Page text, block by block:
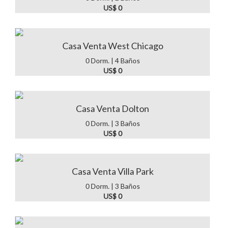
US$ 0
Casa Venta West Chicago
0 Dorm. | 4 Baños
US$ 0
Casa Venta Dolton
0 Dorm. | 3 Baños
US$ 0
Casa Venta Villa Park
0 Dorm. | 3 Baños
US$ 0